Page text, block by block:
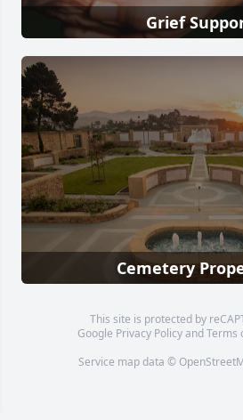
Grief
Cemetery
This site is protected by
Google Privacy PolicyandTerms
Service map data ©